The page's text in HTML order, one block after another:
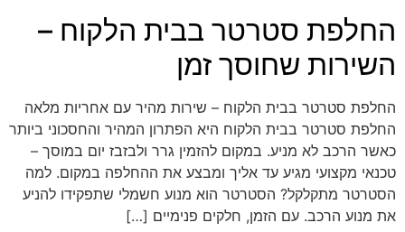
החלפת סטרטר בבית הלקוח –
השירות שחוסך זמן
החלפת סטרטר בבית הלקוח – שירות מהיר עם אחריות מלאה
החלפת סטרטר בבית הלקוח היא הפתרון המהיר והחסכוני ביותר
כאשר הרכב לא מניע. במקום להזמין גרר ולבזבז יום במוסך –
טכנאי מקצועי מגיע עד אליך ומבצע את ההחלפה במקום. למה
הסטרטר מתקלקל? הסטרטר הוא מנוע חשמלי שתפקידו להניע
את מנוע הרכב. עם הזמן, חלקים פנימיים […]